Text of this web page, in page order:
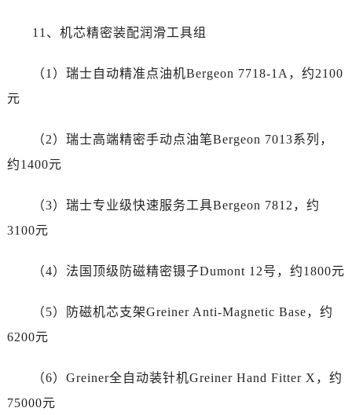
广东省佛山市禅城区季华五路57号万科金融中心C座12层1205室劳力士售后服务中心（需提前预约）
江苏省南通市崇川区工农路57号圆融广场写字楼16层1603室劳力士售后服务中心（需提前预约）
广西省南宁市青秀区金湖路59号地王大厦12楼1224室劳力士售后服务中心（需提前预约）
山东省青岛市南区山东路6号华润大厦B座22层04室劳力士售后服务中心（需提前预约）
11、机芯精密装配润滑工具组
（1）瑞士自动精准点油机Bergeon 7718-1A，约2100
元
（2）瑞士高端精密手动点油笔Bergeon 7013系列，
约1400元
（3）瑞士专业级快速服务工具Bergeon 7812，约
3100元
（4）法国顶级防磁精密镊子Dumont 12号，约1800元
（5）防磁机芯支架Greiner Anti-Magnetic Base，约
6200元
（6）Greiner全自动装针机Greiner Hand Fitter X，约
75000元